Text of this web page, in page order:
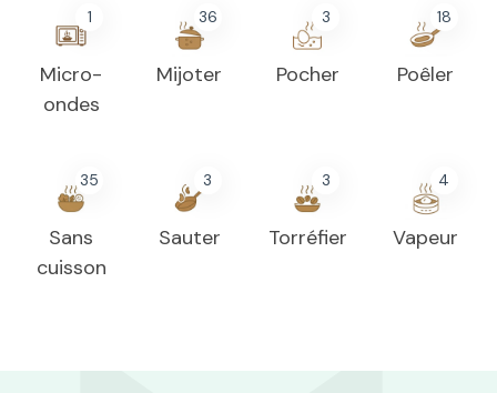
1
Micro-
ondes
36
Mijoter
3
Pocher
18
Poêler
35
Sans
cuisson
3
Sauter
3
Torréfier
4
Vapeur